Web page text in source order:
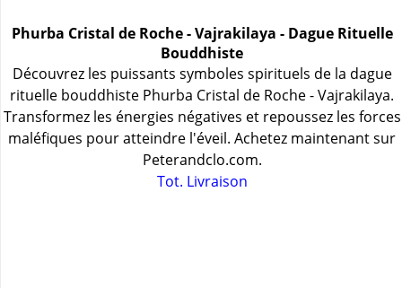
Phurba Cristal de Roche - Vajrakilaya - Dague Rituelle
Bouddhiste
Découvrez les puissants symboles spirituels de la dague
rituelle bouddhiste Phurba Cristal de Roche - Vajrakilaya.
Transformez les énergies négatives et repoussez les forces
maléfiques pour atteindre l'éveil. Achetez maintenant sur
Peterandclo.com.
Tot. Livraison